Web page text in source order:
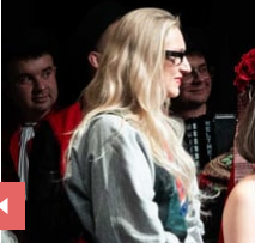
Przejdź do poprzedniego